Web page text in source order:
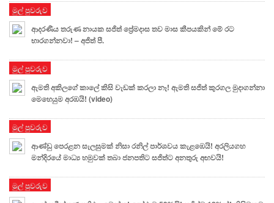
මුල් පුවරුව
ආදරණීය තරුණ නායක සජිත් ප්‍රේමදාස තව මාස කීපයකින් මේ රට
භාරගන්නවා! – අජිත් පී.
මුල් පුවරුව
ඇමති අකිලගේ කාලේ කිසි වැඩක් කරලා නෑ! ඇමති සජිත් කුරගල මුදාගන්නා
මෙහෙයුම අරඹයි! (video)
මුල් පුවරුව
ආණ්ඩු පෙරළන සැලසුමක් නිසා රනිල් පාර්ශවය කැළඹෙයි! අරලියගහ
මන්දිරයේ මාධ්‍ය හමුවක් තබා ජනපතිට සජිත්ට අනතුරු අඟවයි!
මුල් පුවරුව